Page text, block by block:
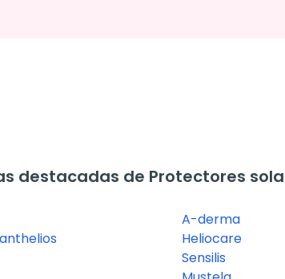
destacadas de Protectores
A-derma
Heliocare
Sensilis